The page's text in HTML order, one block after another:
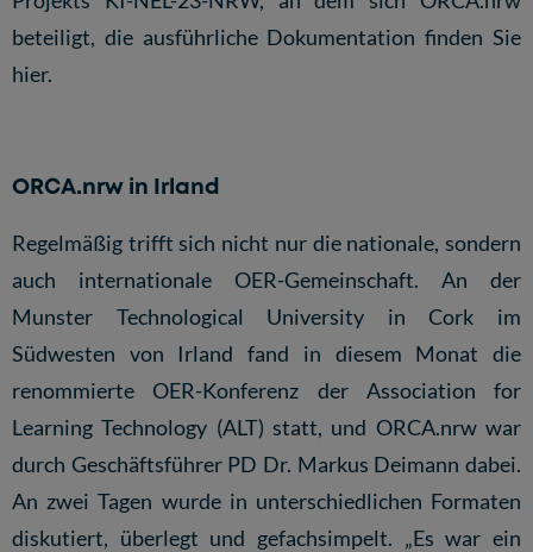
beteiligt, die ausführliche Dokumentation finden Sie
hier.
ORCA.nrw in Irland
Regelmäßig trifft sich nicht nur die nationale, sondern
auch internationale OER-Gemeinschaft. An der
Munster Technological University in Cork im
Südwesten von Irland fand in diesem Monat die
renommierte OER-Konferenz der Association for
Learning Technology (ALT) statt, und ORCA.nrw war
durch Geschäftsführer PD Dr. Markus Deimann dabei.
An zwei Tagen wurde in unterschiedlichen Formaten
diskutiert, überlegt und gefachsimpelt. „Es war ein